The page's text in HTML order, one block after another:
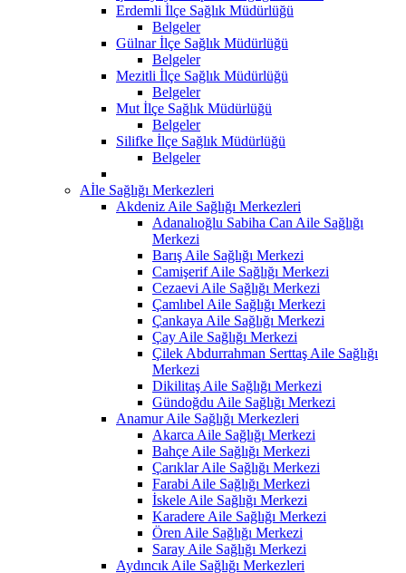
Erdemli İlçe Sağlık Müdürlüğü
Belgeler
Gülnar İlçe Sağlık Müdürlüğü
Belgeler
Mezitli İlçe Sağlık Müdürlüğü
Belgeler
Mut İlçe Sağlık Müdürlüğü
Belgeler
Silifke İlçe Sağlık Müdürlüğü
Belgeler
Aİle Sağlığı Merkezleri
Akdeniz Aile Sağlığı Merkezleri
Adanalıoğlu Sabiha Can Aile Sağlığı
Merkezi
Barış Aile Sağlığı Merkezi
Camişerif Aile Sağlığı Merkezi
Cezaevi Aile Sağlığı Merkezi
Çamlıbel Aile Sağlığı Merkezi
Çankaya Aile Sağlığı Merkezi
Çay Aile Sağlığı Merkezi
Çilek Abdurrahman Serttaş Aile Sağlığı
Merkezi
Dikilitaş Aile Sağlığı Merkezi
Gündoğdu Aile Sağlığı Merkezi
Anamur Aile Sağlığı Merkezleri
Akarca Aile Sağlığı Merkezi
Bahçe Aile Sağlığı Merkezi
Çarıklar Aile Sağlığı Merkezi
Farabi Aile Sağlığı Merkezi
İskele Aile Sağlığı Merkezi
Karadere Aile Sağlığı Merkezi
Ören Aile Sağlığı Merkezi
Saray Aile Sağlığı Merkezi
Aydıncık Aile Sağlığı Merkezleri